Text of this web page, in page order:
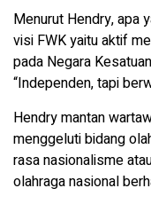
Menurut Hendry, apa
visi FWK yaitu aktif
pada Negara
“Independen, tapi
Hendry mantan
menggeluti bidang
rasa nasionalisme
olahraga nasional